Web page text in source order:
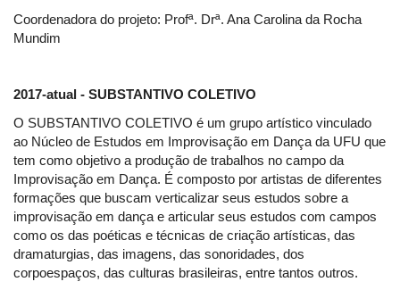
Coordenadora do projeto: Profª. Drª. Ana Carolina da Rocha
Mundim
2017-atual - SUBSTANTIVO COLETIVO
O SUBSTANTIVO COLETIVO é um grupo artístico vinculado
ao Núcleo de Estudos em Improvisação em Dança da UFU que
tem como objetivo a produção de trabalhos no campo da
Improvisação em Dança. É composto por artistas de diferentes
formações que buscam verticalizar seus estudos sobre a
improvisação em dança e articular seus estudos com campos
como os das poéticas e técnicas de criação artísticas, das
dramaturgias, das imagens, das sonoridades, dos
corpoespaços, das culturas brasileiras, entre tantos outros.